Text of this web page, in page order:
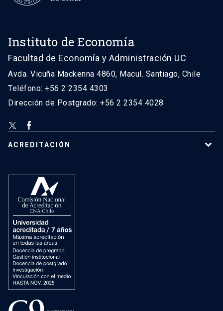
Instituto de Economía
Facultad de Economía y Administración UC
Avda. Vicuña Mackenna 4860, Macul. Santiago, Chile
Teléfono: +56 2 2354 4303
Dirección de Postgrado: +56 2 2354 4028
ACREDITACIÓN